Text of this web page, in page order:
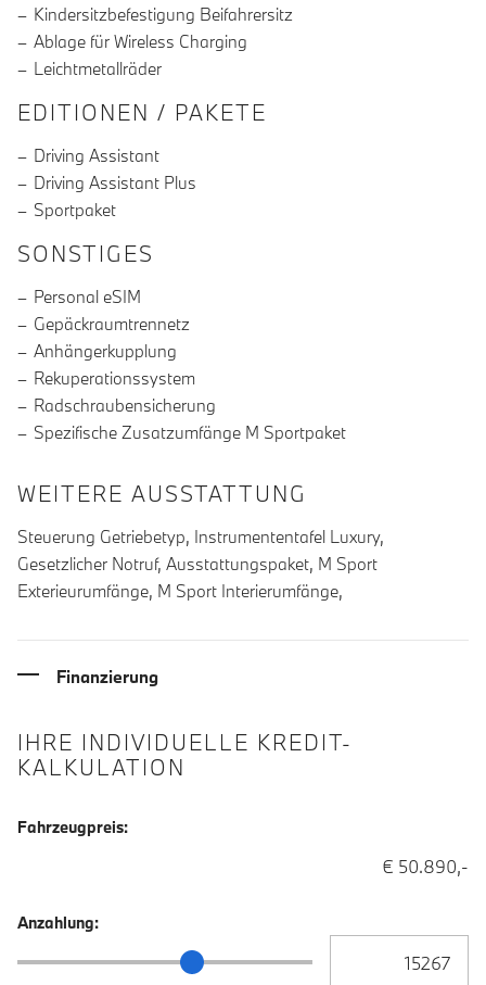
Kindersitzbefestigung Beifahrersitz
Ablage für Wireless Charging
Leichtmetallräder
EDITIONEN / PAKETE
Driving Assistant
Driving Assistant Plus
Sportpaket
SONSTIGES
Personal eSIM
Gepäckraumtrennetz
Anhängerkupplung
Rekuperationssystem
Radschraubensicherung
Spezifische Zusatzumfänge M Sportpaket
WEITERE AUSSTATTUNG
Steuerung Getriebetyp, Instrumententafel Luxury,
Gesetzlicher Notruf, Ausstattungspaket, M Sport
Exterieurumfänge, M Sport Interierumfänge,
Finanzierung
IHRE INDIVIDUELLE KREDIT-
KALKULATION
Fahrzeugpreis:
€ 50.890,-
Anzahlung:
Anzahlung Schieberegler